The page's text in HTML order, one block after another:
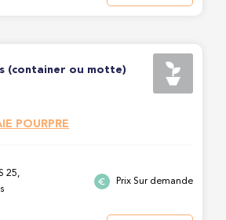
(container ou motte)
POURPRE
25,
Prix Sur demande